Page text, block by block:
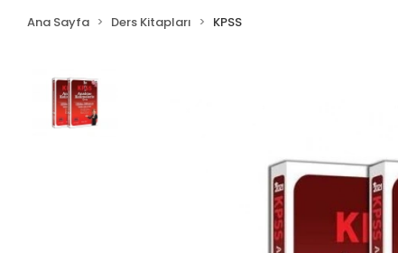
Ana Sayfa Ders Kitapları KPSS